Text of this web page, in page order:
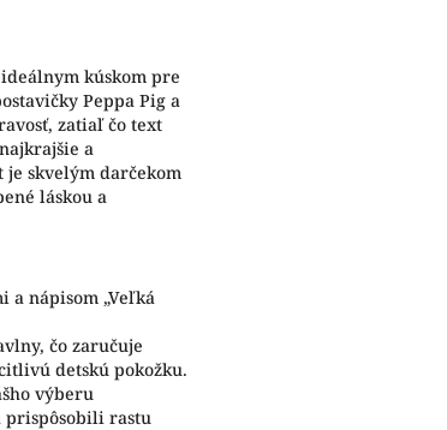
kúskom pre
Peppa Pig a
zatiaľ čo text
a
skvelým darčekom
láskou a
a nápisom „Veľká
čo zaručuje
detskú pokožku.
výberu
prispôsobili rastu